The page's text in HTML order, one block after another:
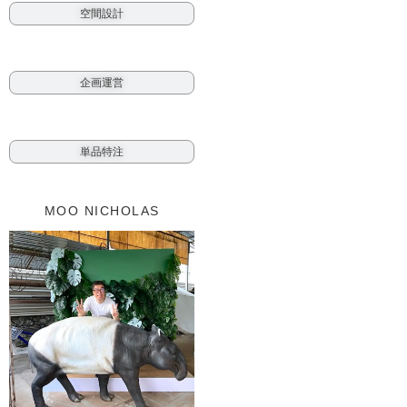
空間設計
企画運営
単品特注
MOO NICHOLAS